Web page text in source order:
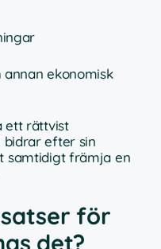
ekonomisk
ett rättvist
bidrar efter sin
samtidigt främja en
för
det?